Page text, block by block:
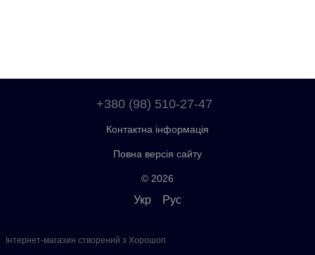
+380 (98) 510-27-47
Контактна інформація
Повна версія сайту
© 2026
Укр Рус
Інтернет-магазин створений з Хорошоп